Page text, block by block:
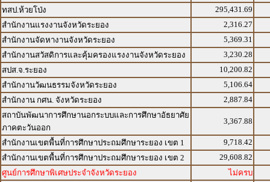
ทสป.ห้วยโป่ง
295,431.69
สำนักงานแรงงานจังหวัดระยอง
2,316.27
สำนักงานจัดหางานจังหวัดระยอง
5,369.31
สำนักงานสวัสดิการและคุ้มครองแรงงานจังหวัดระยอง
3,230.28
สปส.จ.ระยอง
10,200.82
สำนักงานวัฒนธรรมจังหวัดระยอง
5,106.64
สำนักงาน กศน. จังหวัดระยอง
2,887.84
สถาบันพัฒนาการศึกษานอกระบบและการศึกษาอัธยาศัย
ภาคตะวันออก
3,367.88
สำนักงานเขตพื้นที่การศึกษาประถมศึกษาระยอง เขต 1
9,718.42
สำนักงานเขตพื้นที่การศึกษาประถมศึกษาระยอง เขต 2
29,608.82
ศูนย์การศึกษาพิเศษประจำจังหวัดระยอง
ไม่ครบ